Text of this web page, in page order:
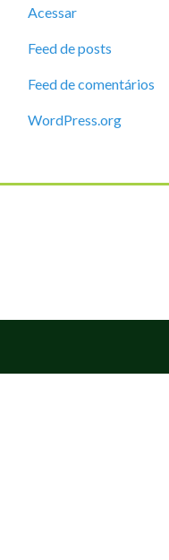
Acessar
Feed de posts
Feed de comentários
WordPress.org